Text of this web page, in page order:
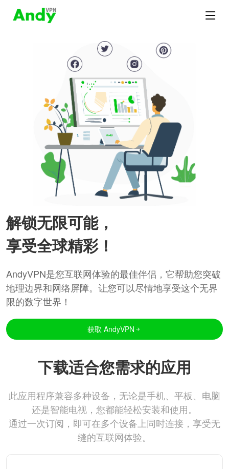
解锁无限可能，
享受全球精彩！
AndyVPN是您互联网体验的最佳伴侣，它帮助您突破
地理边界和网络屏障。让您可以尽情地享受这个无界
限的数字世界！
获取 AndyVPN
下载适合您需求的应用
此应用程序兼容多种设备，无论是手机、平板、电脑
还是智能电视，您都能轻松安装和使用。
通过一次订阅，即可在多个设备上同时连接，享受无
缝的互联网体验。